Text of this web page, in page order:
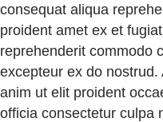
consequat aliqua
proident amet ex et
reprehenderit commodo
excepteur ex do
anim ut elit proident
officia consectetur culpa